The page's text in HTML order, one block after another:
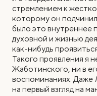
стремлением к
которому он
было это внутреннее
духовной и жизнью
как-нибудь
Такого проявления я
Жаботинского, ни в
воспоминаниях. Даже
на первый взгляд на